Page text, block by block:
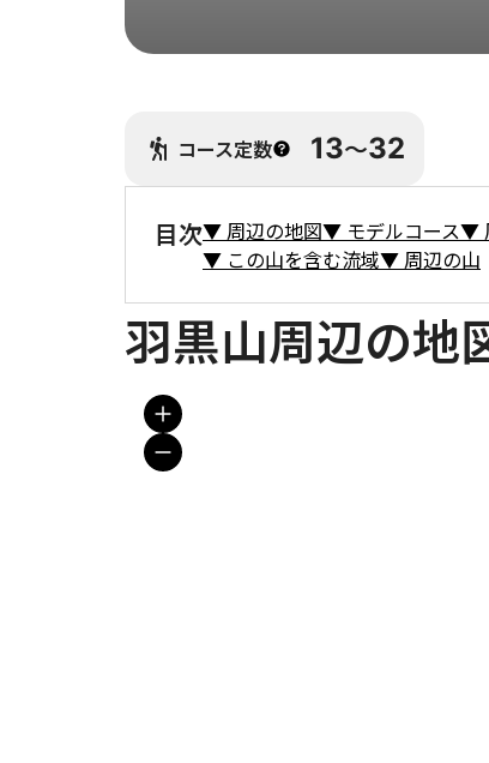
コース定数 13〜32
目次▼ 周辺の地図▼ モデルコース▼
▼ この山を含む流域▼ 周辺の山
羽黒山周辺の地